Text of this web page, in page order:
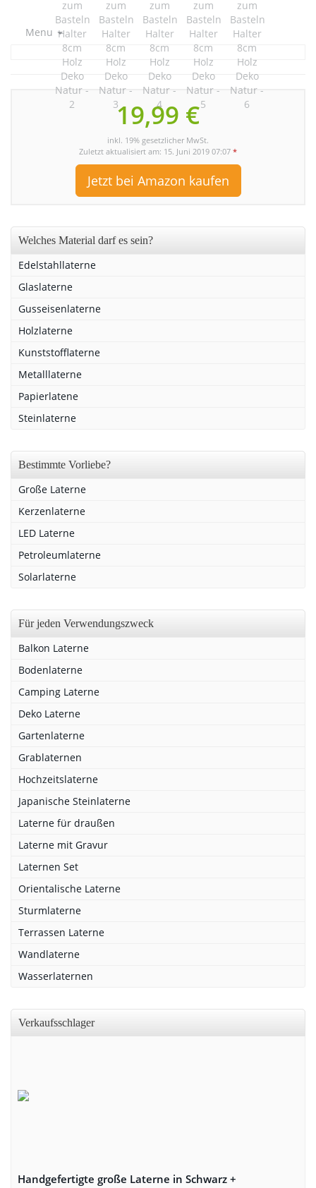
Menu
19,99 €
inkl. 19% gesetzlicher MwSt.
Zuletzt aktualisiert am: 15. Juni 2019 07:07 *
Jetzt bei Amazon kaufen
Welches Material darf es sein?
Edelstahllaterne
Glaslaterne
Gusseisenlaterne
Holzlaterne
Kunststofflaterne
Metalllaterne
Papierlatene
Steinlaterne
Bestimmte Vorliebe?
Große Laterne
Kerzenlaterne
LED Laterne
Petroleumlaterne
Solarlaterne
Für jeden Verwendungszweck
Balkon Laterne
Bodenlaterne
Camping Laterne
Deko Laterne
Gartenlaterne
Grablaternen
Hochzeitslaterne
Japanische Steinlaterne
Laterne für draußen
Laterne mit Gravur
Laternen Set
Orientalische Laterne
Sturmlaterne
Terrassen Laterne
Wandlaterne
Wasserlaternen
Verkaufsschlager
Handgefertigte große Laterne in Schwarz +